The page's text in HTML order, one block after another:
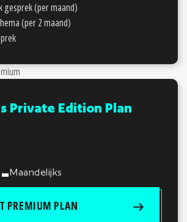
gesprek (per maand)
(per 2 maand)
Private Edition Plan
Maandelijks
PREMIUM PLAN